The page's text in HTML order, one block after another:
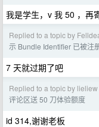
我是学生，v 我 50 ，再
Replied to a topic by
示 Bundle Identifier 已被注
7 天就过期了吧
Replied to a topic by lieliew
评论区送 50 刀体验额度
id 314,谢谢老板